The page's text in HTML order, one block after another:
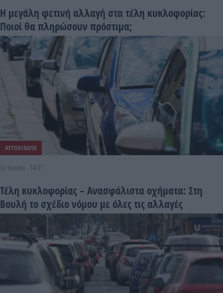
Η μεγάλη φετινή αλλαγή στα τέλη κυκλοφορίας:
Ποιοί θα πληρώσουν πρόστιμα;
ΑΥΤΟΚΙΝΗΤΑ
12 Ιουνίου - 14:31
Τέλη κυκλοφορίας – Ανασφάλιστα οχήματα: Στη
Βουλή το σχέδιο νόμου με όλες τις αλλαγές